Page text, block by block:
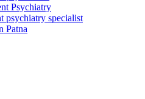
Psychiatry
psychiatry specialist
Patna